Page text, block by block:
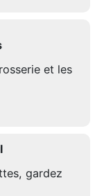
et les
gardez